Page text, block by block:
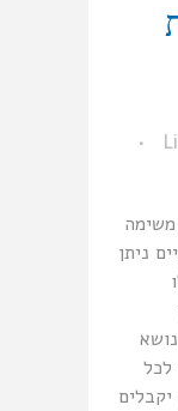
משימה
ניתן
לכל